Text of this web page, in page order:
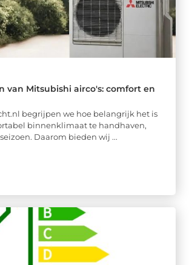
van Mitsubishi airco's: comfort en
begrijpen we hoe belangrijk het is
binnenklimaat te handhaven,
Daarom bieden wij ...